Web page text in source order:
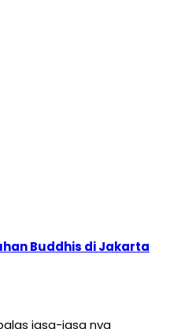
Buddhis di Jakarta
jasa-jasa nya